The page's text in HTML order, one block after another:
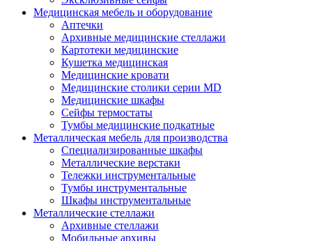
Медицинская мебель и оборудование
Аптечки
Архивные медицинские стеллажи
Картотеки медицинские
Кушетка медицинская
Медицинские кровати
Медицинские столики серии MD
Медицинские шкафы
Сейфы термостаты
Тумбы медицинские подкатные
Металлическая мебель для производства
Cпециализированные шкафы
Металлические верстаки
Тележки инструментальные
Тумбы инструментальные
Шкафы инструментальные
Металлические стеллажи
Архивные стеллажи
Мобильные архивы